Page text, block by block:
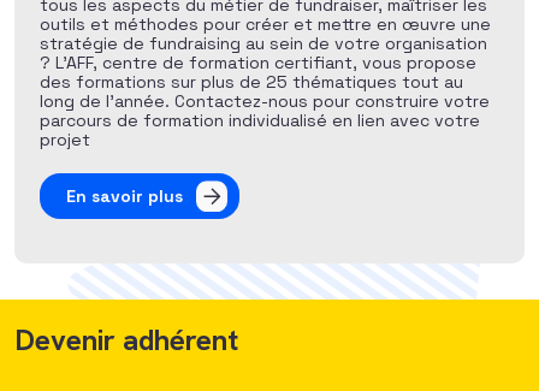
tous les aspects du métier de fundraiser, maîtriser les
outils et méthodes pour créer et mettre en œuvre une
stratégie de fundraising au sein de votre organisation
? L’AFF, centre de formation certifiant, vous propose
des formations sur plus de 25 thématiques tout au
long de l’année. Contactez-nous pour construire votre
parcours de formation individualisé en lien avec votre
projet
En savoir plus
Devenir adhérent